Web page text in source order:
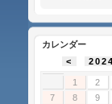
カレンダー
<
1 2
7
8 9